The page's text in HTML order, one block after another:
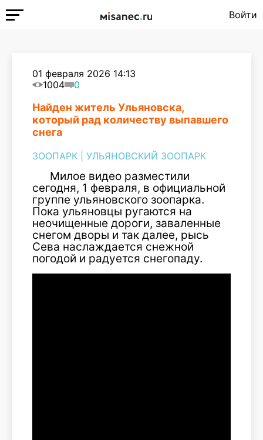
Войти
01 февраля 2026 14:13
1004
0
Найден житель Ульяновска,
который рад количеству выпавшего
снега
ЗООПАРК УЛЬЯНОВСКИЙ ЗООПАРК
Милое видео разместили
сегодня, 1 февраля, в официальной
группе ульяновского зоопарка.
Пока ульяновцы ругаются на
неочищенные дороги, заваленные
снегом дворы и так далее, рысь
Сева наслаждается снежной
погодой и радуется снегопаду.